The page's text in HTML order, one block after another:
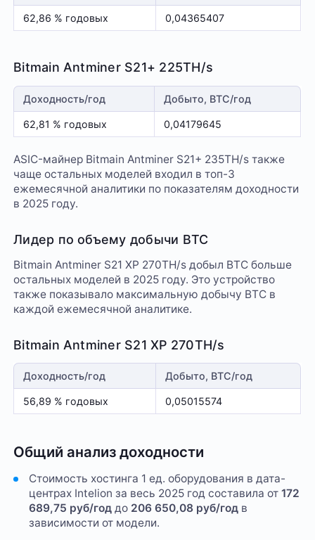
62,86 % годовых 0,04365407
Bitmain Antminer S21+ 225TH/s
Доходность/год Добыто, BTC/год
62,81 % годовых 0,04179645
ASIC-майнер Bitmain Antminer S21+ 235TH/s также
чаще остальных моделей входил в топ-3
ежемесячной аналитики по показателям доходности
в 2025 году.
Лидер по объему добычи BTC
Bitmain Antminer S21 XP 270TH/s добыл BTC больше
остальных моделей в 2025 году. Это устройство
также показывало максимальную добычу BTC в
каждой ежемесячной аналитике.
Bitmain Antminer S21 XP 270TH/s
Доходность/год Добыто, BTC/год
56,89 % годовых 0,05015574
Общий анализ доходности
Стоимость хостинга 1 ед. оборудования в дата-
центрах Intelion за весь 2025 год составила от 172
689,75 руб/год до 206 650,08 руб/годв
зависимости от модели.